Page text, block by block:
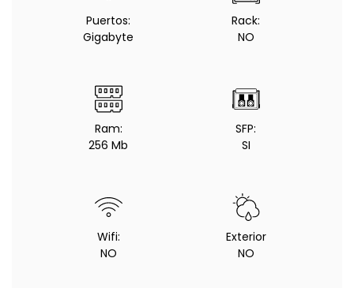
Puertos:
Gigabyte
Rack:
NO
Ram:
256 Mb
SFP:
SI
Wifi:
NO
Exterior
NO